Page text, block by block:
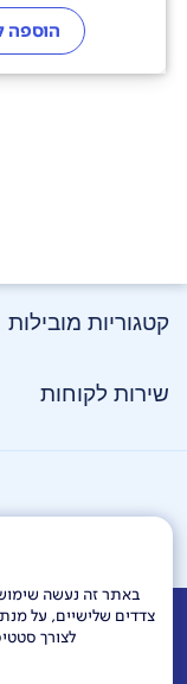
צדדים שלישיים, על
לצורך
הוספה
קטגוריות מובילות
שירות לקוחות
אודות דרושים
מוקדי שירות